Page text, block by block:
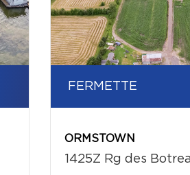
FERMETTE
ORMSTOWN
1425Z Rg des